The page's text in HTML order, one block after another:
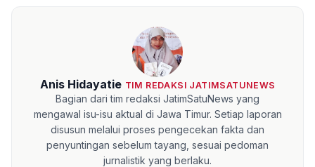
Anis Hidayatie TIM REDAKSI JATIMSATUNEWS
Bagian dari tim redaksi JatimSatuNews yang
mengawal isu-isu aktual di Jawa Timur. Setiap laporan
disusun melalui proses pengecekan fakta dan
penyuntingan sebelum tayang, sesuai pedoman
jurnalistik yang berlaku.